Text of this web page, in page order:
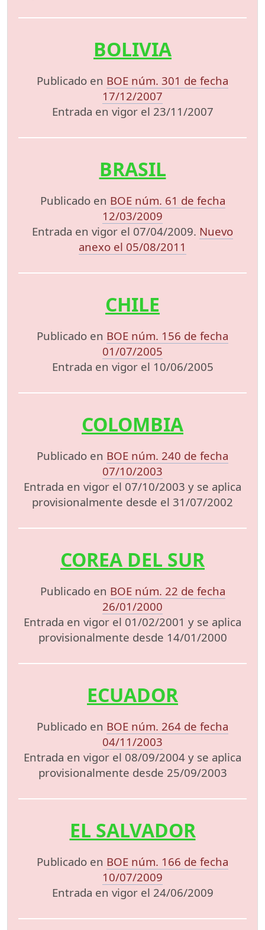
BOLIVIA
Publicado en BOE núm. 301 de fecha
17/12/2007
Entrada en vigor el 23/11/2007
BRASIL
Publicado en BOE núm. 61 de fecha
12/03/2009
Entrada en vigor el 07/04/2009. Nuevo
anexo el 05/08/2011
CHILE
Publicado en BOE núm. 156 de fecha
01/07/2005
Entrada en vigor el 10/06/2005
COLOMBIA
Publicado en BOE núm. 240 de fecha
07/10/2003
Entrada en vigor el 07/10/2003 y se aplica
provisionalmente desde el 31/07/2002
COREA DEL SUR
Publicado en BOE núm. 22 de fecha
26/01/2000
Entrada en vigor el 01/02/2001 y se aplica
provisionalmente desde 14/01/2000
ECUADOR
Publicado en BOE núm. 264 de fecha
04/11/2003
Entrada en vigor el 08/09/2004 y se aplica
provisionalmente desde 25/09/2003
EL SALVADOR
Publicado en BOE núm. 166 de fecha
10/07/2009
Entrada en vigor el 24/06/2009